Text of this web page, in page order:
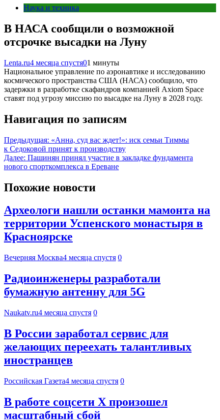
Наука и техника
В НАСА сообщили о возможной
отсрочке высадки на Луну
Lenta.ru4 месяца спустя01 минуты
Национальное управление по аэронавтике и исследованию
космического пространства США (НАСА) сообщило, что
задержки в разработке скафандров компанией Axiom Space
ставят под угрозу миссию по высадке на Луну в 2028 году.
Навигация по записям
Предыдущая: «Анна, суд вас ждет!»: иск семьи Тиммы
к Седоковой принят к производству
Далее: Пашинян принял участие в закладке фундамента
нового спорткомплекса в Ереване
Похожие новости
Археологи нашли останки мамонта на
территории Успенского монастыря в
Красноярске
Вечерняя Москва4 месяца спустя 0
Радиоинженеры разработали
бумажную антенну для 5G
Naukatv.ru4 месяца спустя 0
В России заработал сервис для
желающих переехать талантливых
иностранцев
Российская Газета4 месяца спустя 0
В работе соцсети Х произошел
масштабный сбой